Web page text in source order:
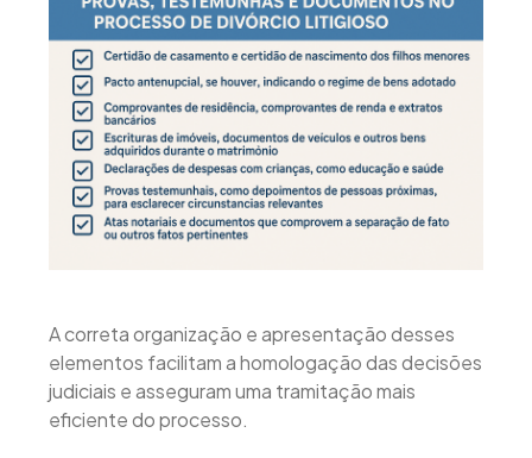
A correta organização e apresentação desses
elementos facilitam a homologação das decisões
judiciais e asseguram uma tramitação mais
eficiente do processo.